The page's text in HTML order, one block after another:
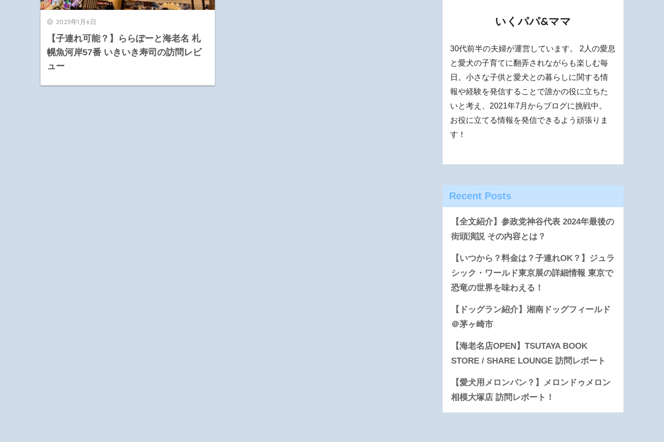
2023年1月6日
【子連れ可能？】ららぽーと海老名 札
幌魚河岸57番 いきいき寿司の訪問レビ
ュー
いくパパ&ママ
30代前半の夫婦が運営しています。 2人の愛息
と愛犬の子育てに翻弄されながらも楽しむ毎
日。小さな子供と愛犬との暮らしに関する情
報や経験を発信することで誰かの役に立ちた
いと考え、2021年7月からブログに挑戦中。
お役に立てる情報を発信できるよう頑張りま
す！
Recent Posts
【全文紹介】参政党神谷代表 2024年最後の
街頭演説 その内容とは？
【いつから？料金は？子連れOK？】ジュラ
シック・ワールド東京展の詳細情報 東京で
恐竜の世界を味わえる！
【ドッグラン紹介】湘南ドッグフィールド
＠茅ヶ崎市
【海老名店OPEN】TSUTAYA BOOK
STORE / SHARE LOUNGE 訪問レポート
【愛犬用メロンパン？】メロンドゥメロン
相模大塚店 訪問レポート！